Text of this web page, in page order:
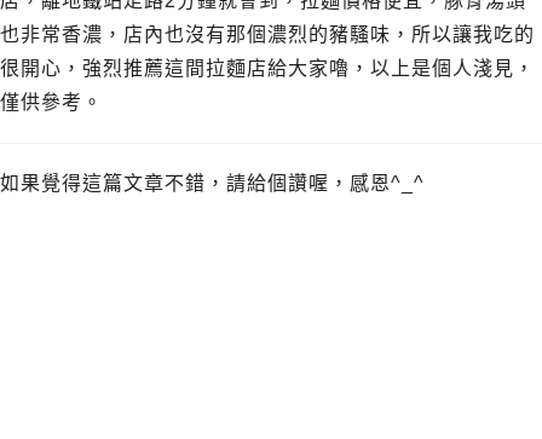
也非常香濃 ，店內也沒有那個濃烈的豬騷味，所以讓我吃的
很開心，強烈推薦這間拉麵店給大家嚕，以上是個人淺見，
僅供參考。
如果覺得這篇文章不錯，請給個讚喔，感恩^_^